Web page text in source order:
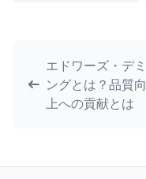
エドワーズ・デミ
ングとは？品質向
上への貢献とは